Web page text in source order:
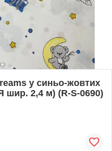
у синьо-жовтих
шир. 2,4 м) (R-S-0690)